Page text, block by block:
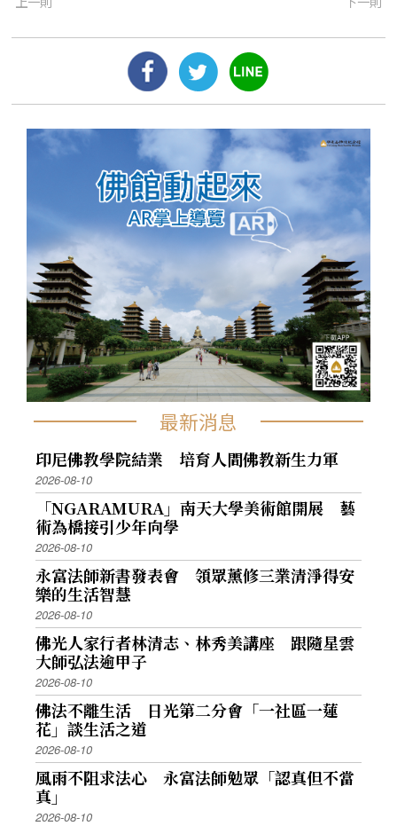
最新消息
印尼佛教學院結業 培育人間佛教新生力軍
2026-08-10
「NGARAMURA」南天大學美術館開展 藝
術為橋接引少年向學
2026-08-10
永富法師新書發表會 領眾薰修三業清淨得安
樂的生活智慧
2026-08-10
佛光人家行者林清志、林秀美講座 跟隨星雲
大師弘法逾甲子
2026-08-10
佛法不離生活 日光第二分會「一社區一蓮
花」談生活之道
2026-08-10
風雨不阻求法心 永富法師勉眾「認真但不當
真」
2026-08-10